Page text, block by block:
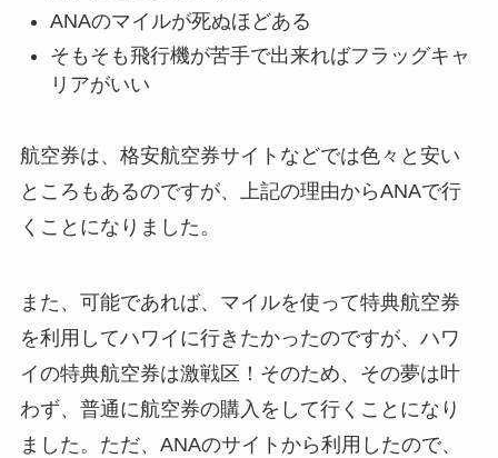
ANAのマイルが死ぬほどある
そもそも飛行機が苦手で出来ればフラッグキャ
リアがいい
航空券は、格安航空券サイトなどでは色々と安い
ところもあるのですが、上記の理由からANAで行
くことになりました。
また、可能であれば、マイルを使って特典航空券
を利用してハワイに行きたかったのですが、ハワ
イの特典航空券は激戦区！そのため、その夢は叶
わず、普通に航空券の購入をして行くことになり
ました。ただ、ANAのサイトから利用したので、